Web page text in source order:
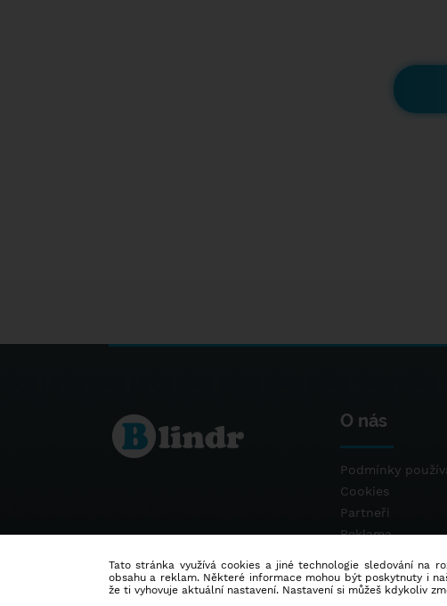
O nás
Podmínky
Cookies
Partneři
Reklama
Tato stránka využívá cookies a jiné technologie sledování na
obsahu a reklam. Některé informace mohou být poskytnuty i
že ti vyhovuje aktuální nastavení. Nastavení si můžeš kdykoliv